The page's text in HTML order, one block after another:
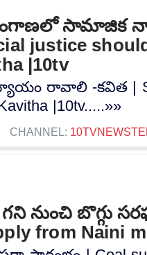
సామాజిక
justice
|10tv
రావాలి -కవిత |
|10tv.....»»
CHANNEL:
నుంచి బొగ్గు
from Naini